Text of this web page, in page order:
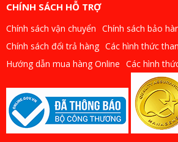
CHÍNH SÁCH HỖ TRỢ
Chính sách vận chuyển Chính sách bảo
Chính sách đổi trả hàng Các hình thức
Hướng dẫn mua hàng Online Các hình